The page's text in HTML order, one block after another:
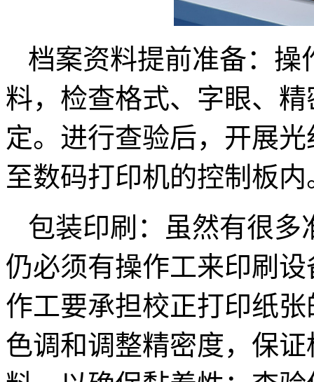
档案资料提前准备：操
料，检查格式、字眼、
定。进行查验后，开展
至数码打印机的控制板内
包装印刷：虽然有很多
仍必须有操作工来印刷
作工要承担校正打印纸
色调和调整精密度，保